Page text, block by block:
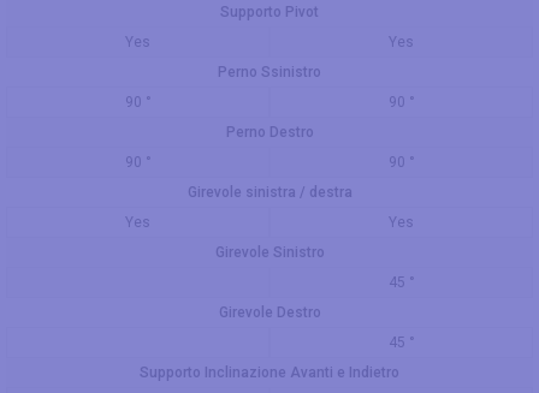
Supporto Pivot
Yes
Yes
Perno Ssinistro
90 °
90 °
Perno Destro
90 °
90 °
Girevole sinistra / destra
Yes
Yes
Girevole Sinistro
45 °
Girevole Destro
45 °
Supporto Inclinazione Avanti e Indietro